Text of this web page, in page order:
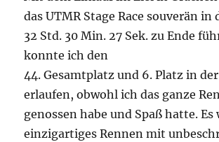
das UTMR Stage Race souverän in
32 Std. 30 Min. 27 Sek. zu Ende
konnte ich den
44. Gesamtplatz und 6. Platz in
erlaufen, obwohl ich das ganze
genossen habe und Spaß hatte. Es
einzigartiges Rennen mit